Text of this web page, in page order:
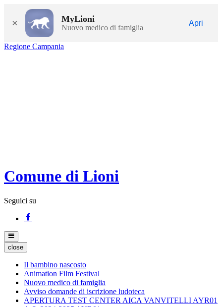
× MyLioni
Nuovo medico di famiglia
Apri
Regione Campania
Comune di Lioni
Seguici su
close
Il bambino nascosto
Animation Film Festival
Nuovo medico di famiglia
Avviso domande di iscrizione ludoteca
APERTURA TEST CENTER AICA VANVITELLI AYR01